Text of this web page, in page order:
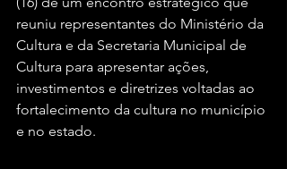
reuniu representantes do Ministério da
Cultura e da Secretaria Municipal de
Cultura para apresentar ações,
investimentos e diretrizes voltadas ao
fortalecimento da cultura no município
e no estado.